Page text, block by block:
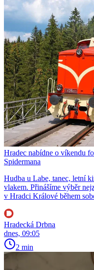
Hradec nabídne o víkendu
Spidermana
Hudba u Labe, tanec, letní
vlakem. Přinášíme výběr
v Hradci Králové během
Hradecká Drbna
dnes, 09:05
2 min